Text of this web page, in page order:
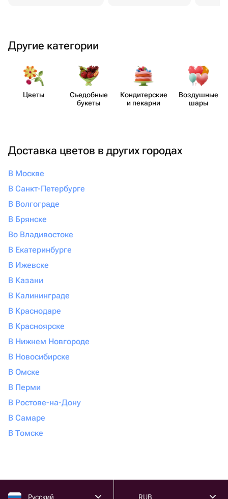
Другие категории
Цветы
Съедобные
букеты
Кондит​ерские
и пекарни
Воздушные
шары
Доставка цветов в других городах
В Москве
В Санкт-Петербурге
В Волгограде
В Брянске
Во Владивостоке
В Екатеринбурге
В Ижевске
В Казани
В Калининграде
В Краснодаре
В Красноярске
В Нижнем Новгороде
В Новосибирске
В Омске
В Перми
В Ростове-на-Дону
В Самаре
В Томске
Русский RUB